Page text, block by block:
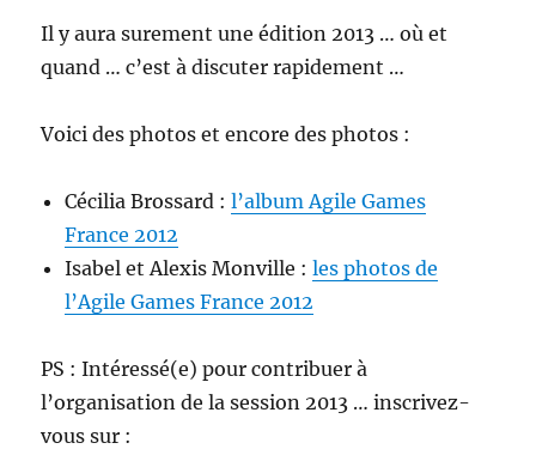
Il y aura surement une édition 2013 … où et
quand … c’est à discuter rapidement …
Voici des photos et encore des photos :
Cécilia Brossard :l’album Agile Games
France 2012
Isabel et Alexis Monville :les photos de
l’Agile Games France 2012
PS : Intéressé(e) pour contribuer à
l’organisation de la session 2013 … inscrivez-
vous sur :